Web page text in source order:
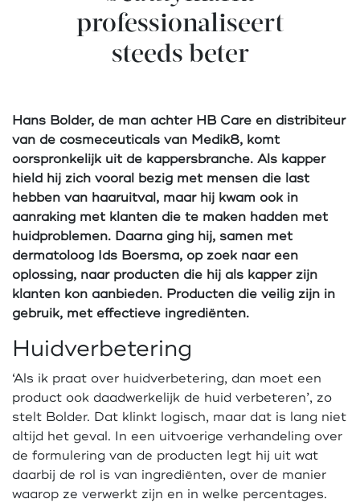
professionaliseert
steeds beter
Hans Bolder, de man achter HB Care en distribiteur
van de cosmeceuticals van Medik8, komt
oorspronkelijk uit de kappersbranche. Als kapper
hield hij zich vooral bezig met mensen die last
hebben van haaruitval, maar hij kwam ook in
aanraking met klanten die te maken hadden met
huidproblemen. Daarna ging hij, samen met
dermatoloog Ids Boersma, op zoek naar een
oplossing, naar producten die hij als kapper zijn
klanten kon aanbieden. Producten die veilig zijn in
gebruik, met effectieve ingrediënten.
Huidverbetering
‘Als ik praat over huidverbetering, dan moet een
product ook daadwerkelijk de huid verbeteren’, zo
stelt Bolder. Dat klinkt logisch, maar dat is lang niet
altijd het geval. In een uitvoerige verhandeling over
de formulering van de producten legt hij uit wat
daarbij de rol is van ingrediënten, over de manier
waarop ze verwerkt zijn en in welke percentages.